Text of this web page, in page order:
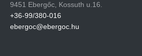
9451 Ebergőc, Kossuth u.16.
+36-99/380-016
ebergoc@ebergoc.hu